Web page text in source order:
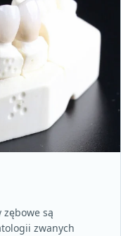
zębowe są
zwanych